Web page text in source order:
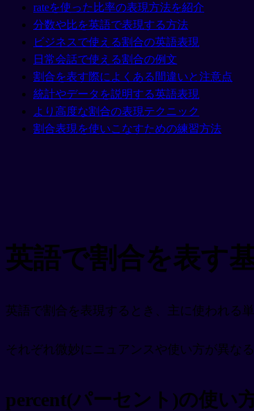
rateを使った比率の表現方法を紹介
分数や比を英語で表現する方法
ビジネスで使える割合の英語表現
日常会話で使える割合の例文
割合を表す際によくある間違いと注意点
統計やデータを説明する英語表現
より高度な割合の表現テクニック
割合表現を使いこなすための練習方法
英語で割合を表す
英語で割合を表現するとき、主に使われる
それぞれ微妙にニュアンスや使い方が異な
percent(パーセント)の使い